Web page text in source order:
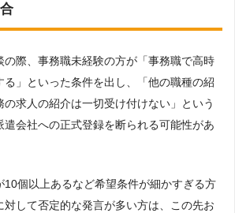
の際、事務職未経験の方が「事務職で高時
」といった条件を出し、「他の職種の紹
求人の紹介は一切受け付けない」という
会社への正式登録を断られる可能性があ
10個以上あるなど希望条件が細かすぎる方
して否定的な発言が多い方は、この先お